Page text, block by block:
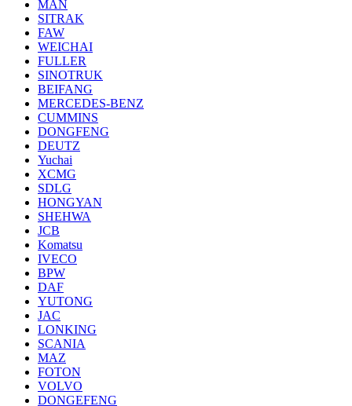
MAN
SITRAK
FAW
WEICHAI
FULLER
SINOTRUK
BEIFANG
MERCEDES-BENZ
CUMMINS
DONGFENG
DEUTZ
Yuchai
XCMG
SDLG
HONGYAN
SHEHWA
JCB
Komatsu
IVECO
BPW
DAF
YUTONG
JAC
LONKING
SCANIA
MAZ
FOTON
VOLVO
DONGEFENG